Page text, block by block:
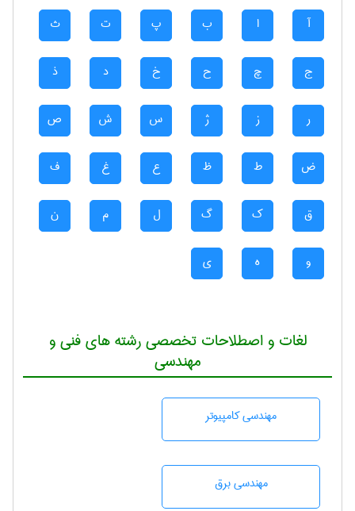
آ ا ب پ ت ث
ج چ ح خ د ذ
ر ز ژ س ش ص
ض ط ظ ع غ ف
ق ک گ ل م ن
و ه ی
لغات و اصطلاحات تخصصی رشته های فنی و
مهندسی
مهندسی كامپيوتر
مهندسی برق